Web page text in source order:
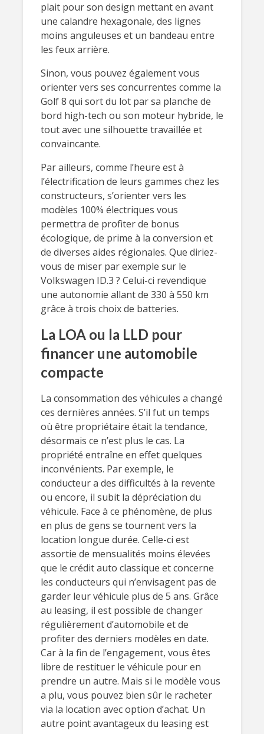
plait pour son design mettant en avant
une calandre hexagonale, des lignes
moins anguleuses et un bandeau entre
les feux arrière.
Sinon, vous pouvez également vous
orienter vers ses concurrentes comme la
Golf 8 qui sort du lot par sa planche de
bord high-tech ou son moteur hybride, le
tout avec une silhouette travaillée et
convaincante.
Par ailleurs, comme l’heure est à
l’électrification de leurs gammes chez les
constructeurs, s’orienter vers les
modèles 100% électriques vous
permettra de profiter de bonus
écologique, de prime à la conversion et
de diverses aides régionales. Que diriez-
vous de miser par exemple sur le
Volkswagen ID.3 ? Celui-ci revendique
une autonomie allant de 330 à 550 km
grâce à trois choix de batteries.
La LOA ou la LLD pour
financer une automobile
compacte
La consommation des véhicules a changé
ces dernières années. S’il fut un temps
où être propriétaire était la tendance,
désormais ce n’est plus le cas. La
propriété entraîne en effet quelques
inconvénients. Par exemple, le
conducteur a des difficultés à la revente
ou encore, il subit la dépréciation du
véhicule. Face à ce phénomène, de plus
en plus de gens se tournent vers la
location longue durée. Celle-ci est
assortie de mensualités moins élevées
que le crédit auto classique et concerne
les conducteurs qui n’envisagent pas de
garder leur véhicule plus de 5 ans. Grâce
au leasing, il est possible de changer
régulièrement d’automobile et de
profiter des derniers modèles en date.
Car à la fin de l’engagement, vous êtes
libre de restituer le véhicule pour en
prendre un autre. Mais si le modèle vous
a plu, vous pouvez bien sûr le racheter
via la location avec option d’achat. Un
autre point avantageux du leasing est